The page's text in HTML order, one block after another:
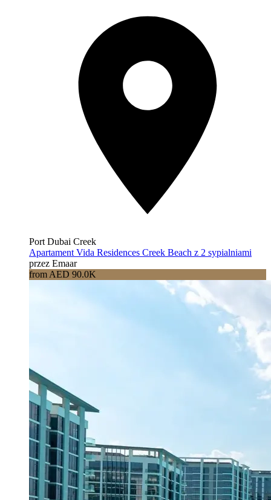
Port Dubai Creek
Apartament Vida Residences Creek Beach z 2 sypialniami
przez Emaar
from AED 90.0K